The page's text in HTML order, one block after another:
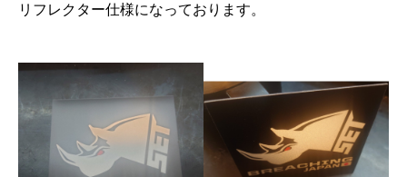
リフレクター仕様になっております。